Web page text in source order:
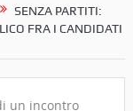
SENZA PARTITI:
FRA I CANDIDATI